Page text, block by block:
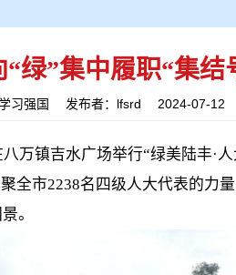
“绿”集中履职“集
习强国 发布者：lfsrd 2024-07-12
万镇吉水广场举行“绿美陆丰·
全市2238名四级人大代表的力
。